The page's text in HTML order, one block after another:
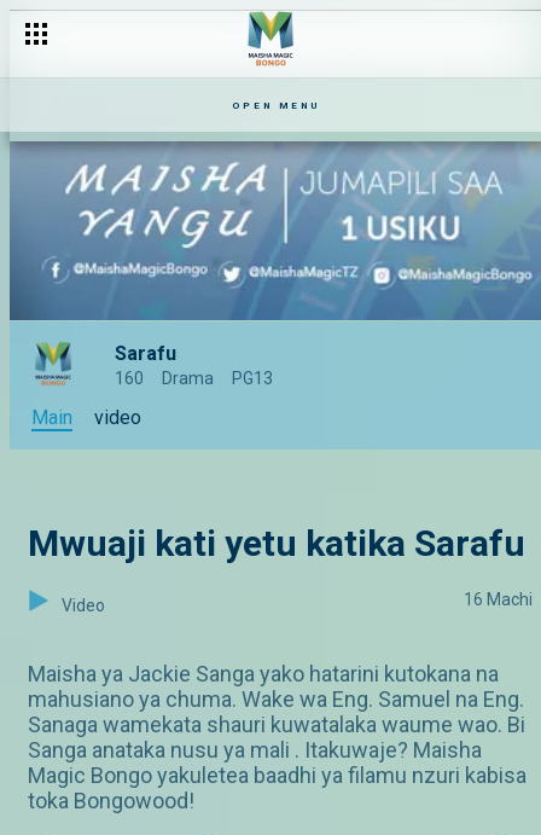
OPEN MENU
Sarafu
160 Drama PG13
Main video
Mwuaji kati yetu katika Sarafu
Video 16 Machi
Maisha ya Jackie Sanga yako hatarini kutokana na
mahusiano ya chuma. Wake wa Eng. Samuel na Eng.
Sanaga wamekata shauri kuwatalaka waume wao. Bi
Sanga anataka nusu ya mali . Itakuwaje? Maisha
Magic Bongo yakuletea baadhi ya filamu nzuri kabisa
toka Bongowood!